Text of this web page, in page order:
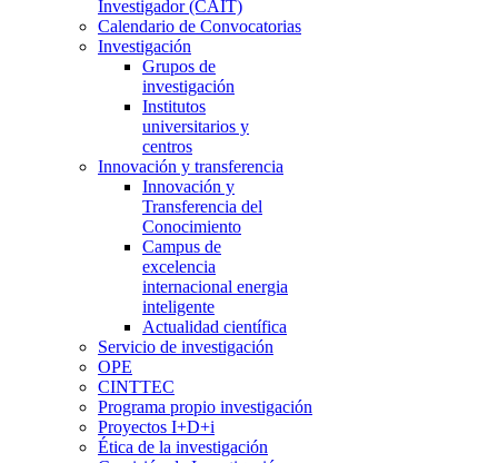
Investigador (CAIT)
Calendario de Convocatorias
Investigación
Grupos de
investigación
Institutos
universitarios y
centros
Innovación y transferencia
Innovación y
Transferencia del
Conocimiento
Campus de
excelencia
internacional energia
inteligente
Actualidad científica
Servicio de investigación
OPE
CINTTEC
Programa propio investigación
Proyectos I+D+i
Ética de la investigación